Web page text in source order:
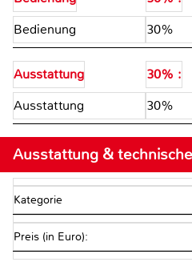
Bedienung
30%
Ausstattung
30% :
Ausstattung
30%
Ausstattung &
Kategorie
Preis (in Euro):